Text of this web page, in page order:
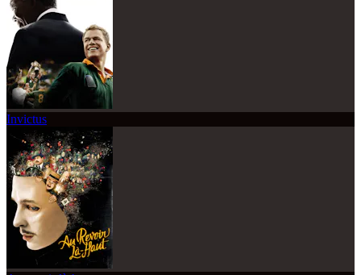
Invictus